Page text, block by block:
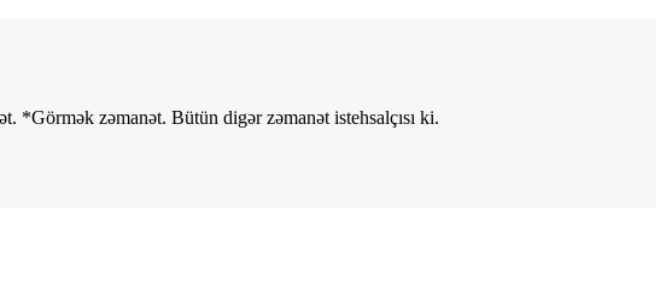
*Görmək zəmanət. Bütün digər zəmanət istehsalçısı ki.